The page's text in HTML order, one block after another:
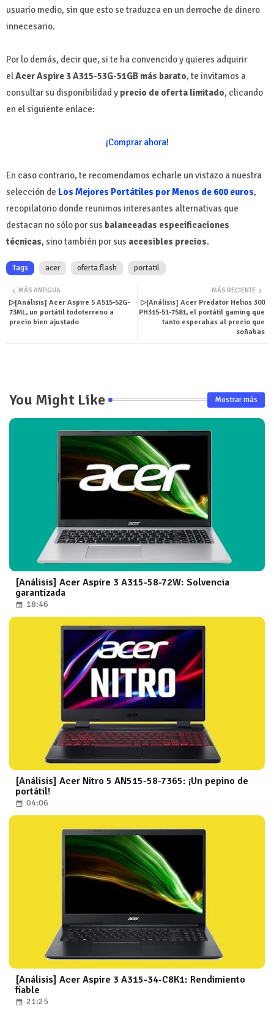
usuario medio, sin que esto se traduzca en un derroche de dinero
innecesario.
Por lo demás, decir que, si te ha convencido y quieres adquirir
elAcer Aspire 3 A315-53G-51GB más barato, te invitamos a
consultar su disponibilidad y precio de oferta limitado, clicando
en el siguiente enlace:
¡Comprar ahora!
En caso contrario, te recomendamos echarle un vistazo a nuestra
selección de Los Mejores Portátiles por Menos de 600 euros,
recopilatorio donde reunimos interesantes alternativas que
destacan no sólo por sus balanceadas especificaciones
técnicas, sino también por sus accesibles precios.
Tags acer oferta flash portatil
MÁS RECIENTE
▷[Análisis] Acer Predator Helios 300
PH315-51-7581, el portátil gaming que
tanto esperabas al precio que
soñabas
MÁS ANTIGUA
▷[Análisis] Acer Aspire 5 A515-52G-
73ML, un portátil todoterreno a
precio bien ajustado
You Might Like Mostrar más
[Análisis] Acer Aspire 3 A315-58-72W: Solvencia
garantizada
18:46
[Análisis] Acer Nitro 5 AN515-58-7365: ¡Un pepino de
portátil!
04:06
[Análisis] Acer Aspire 3 A315-34-C8K1: Rendimiento
fiable
21:25